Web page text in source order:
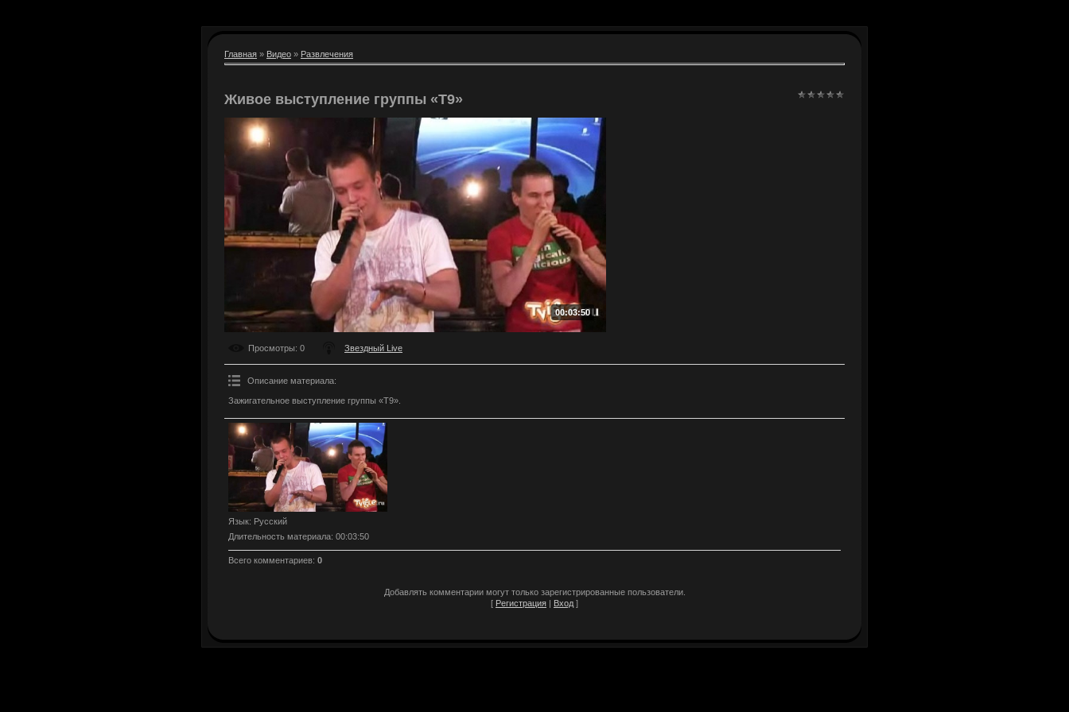
Главная » Видео » Развлечения
Живое выступление группы «Т9»
00:03:50
Просмотры: 0 Звездный Live
Описание материала:
Зажигательное выступление группы «Т9».
Язык: Русский
Длительность материала: 00:03:50
Всего комментариев: 0
Добавлять комментарии могут только зарегистрированные пользователи.
[ Регистрация | Вход ]